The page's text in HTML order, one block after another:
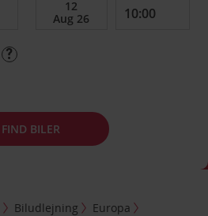
FIND BILER
Biludlejning
Europa